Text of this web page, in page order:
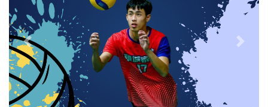
Previous Next